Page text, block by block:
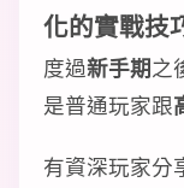
化的實戰技
度過新手期之
是普通玩家跟
有資深玩家分